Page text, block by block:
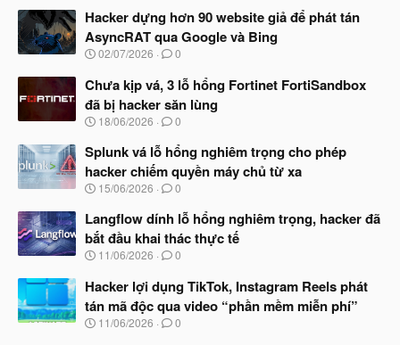
à
b
ắ
đ
ầ
u
Hacker dựng hơn 90 website giả để phát tán
AsyncRAT qua Google và Bing
N
à
y
b
ắ
đ
ầ
u
02/07/2026 0
Chưa kịp vá, 3 lỗ hổng Fortinet FortiSandbox
đã bị hacker săn lùng
N
à
b
ắ
đ
ầ
u
18/06/2026 0
Splunk vá lỗ hổng nghiêm trọng cho phép
hacker chiếm quyền máy chủ từ xa
N
à
y
b
ắ
đ
ầ
u
15/06/2026 0
Langflow dính lỗ hổng nghiêm trọng, hacker đã
bắt đầu khai thác thực tế
N
à
y
b
ắ
11/06/2026 0
Hacker lợi dụng TikTok, Instagram Reels phát
tán mã độc qua video “phần mềm miễn phí”
N11/06/2026 0